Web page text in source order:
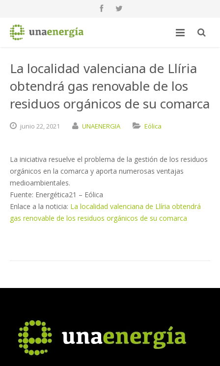
La localidad valenciana de Llíria
obtendrá gas renovable de los
residuos orgánicos de su comarca
junio 22,2021 UNAENERGIA Eólica
La iniciativa resuelve el problema de la gestión de los residuos
orgánicos en la comarca y aporta numerosas ventajas
medioambientales.
Fuente: Energética21 – Eólica
Enlace a la noticia: La localidad valenciana de Llíria obtendrá
gas renovable de los residuos orgánicos de su comarca